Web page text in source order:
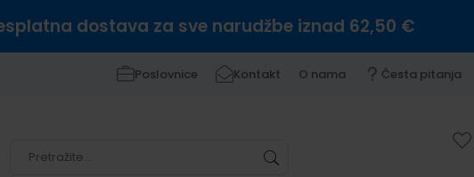
dostava za sve narudžbe iznad 62,50 €
Poslovnice Kontakt O nama Česta pitanja